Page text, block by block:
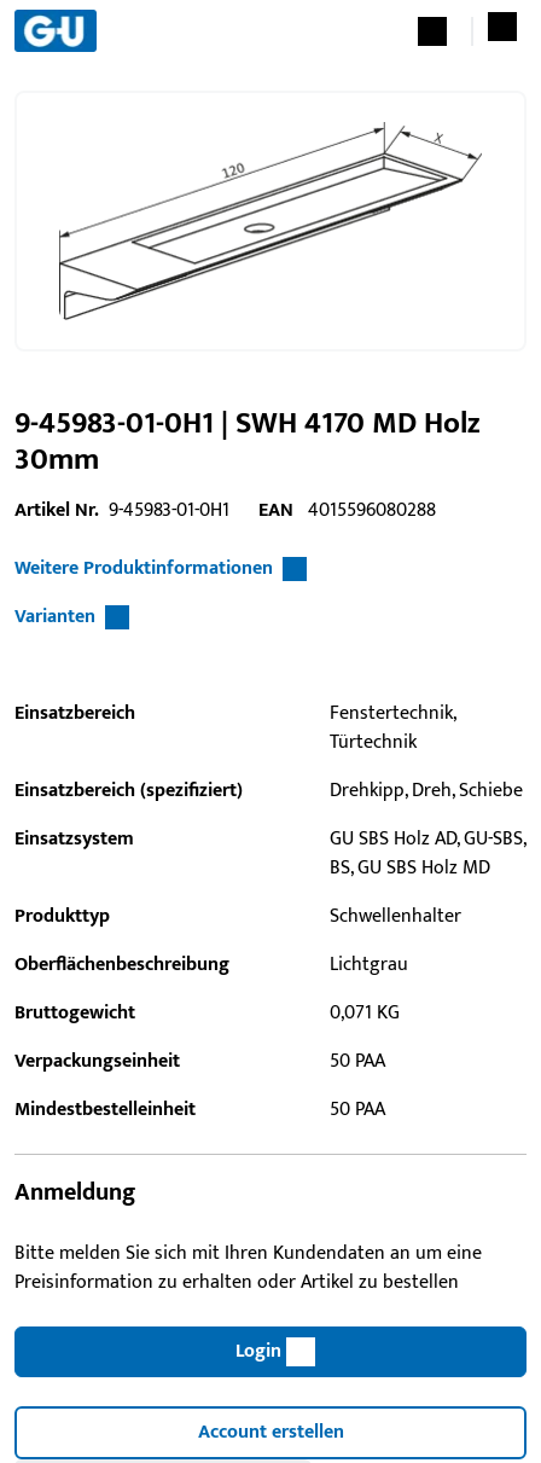
9-45983-01-0H1 | SWH 4170 MD Holz
30mm
Artikel Nr. 9-45983-01-0H1 EAN 4015596080288
Weitere Produktinformationen
Varianten
Einsatzbereich
Fenstertechnik,
Türtechnik
Einsatzbereich (spezifiziert)
Drehkipp, Dreh, Schiebe
Einsatzsystem
GU SBS Holz AD, GU-SBS,
BS, GU SBS Holz MD
Produkttyp
Schwellenhalter
Oberflächenbeschreibung
Lichtgrau
Bruttogewicht
0,071 KG
Verpackungseinheit
50 PAA
Mindestbestelleinheit
50 PAA
Anmeldung
Bitte melden Sie sich mit Ihren Kundendaten an um eine
Preisinformation zu erhalten oder Artikel zu bestellen
Login
Account erstellen